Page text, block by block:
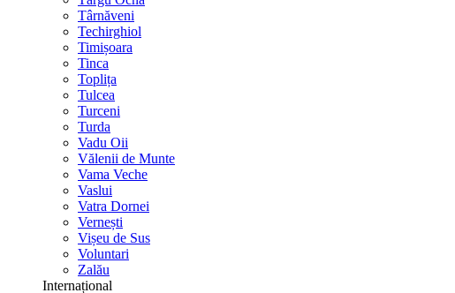
Târnăveni
Techirghiol
Timișoara
Tinca
Toplița
Tulcea
Turceni
Turda
Vadu Oii
Vălenii de Munte
Vama Veche
Vaslui
Vatra Dornei
Vernești
Vișeu de Sus
Voluntari
Zalău
Internațional